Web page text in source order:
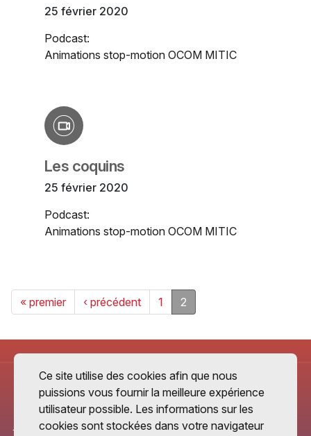
25 février 2020
Podcast:
Animations stop-motion OCOM MITIC
Les coquins
25 février 2020
Podcast:
Animations stop-motion OCOM MITIC
« premier ‹ précédent 1 2
Ce site utilise des cookies afin que nous
puissions vous fournir la meilleure expérience
utilisateur possible. Les informations sur les
cookies sont stockées dans votre navigateur